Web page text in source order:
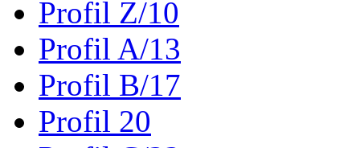
Profil Z/10
Profil A/13
Profil B/17
Profil 20